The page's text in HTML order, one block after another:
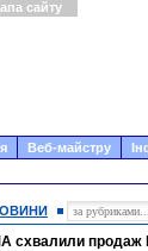
сайту
Веб-майстру
схвалили продаж